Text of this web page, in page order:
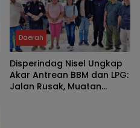
Daerah
Disperindag Nisel Ungkap
Akar Antrean BBM dan LPG:
Jalan Rusak, Muatan